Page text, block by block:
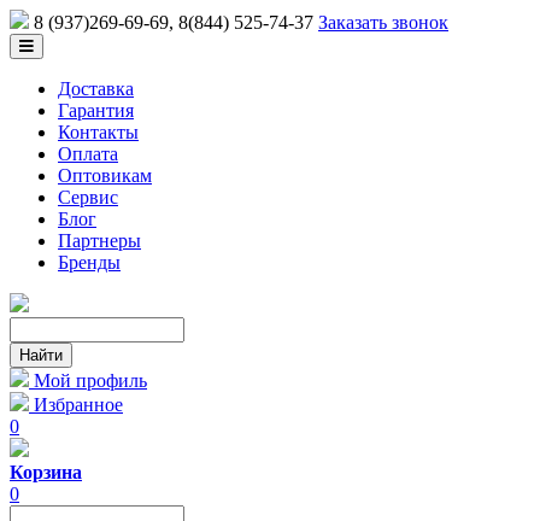
8 (937)269-69-69, 8(844) 525-74-37 Заказать звонок
Доставка
Гарантия
Контакты
Оплата
Оптовикам
Сервис
Блог
Партнеры
Бренды
Мой профиль
Избранное
0
Корзина
0